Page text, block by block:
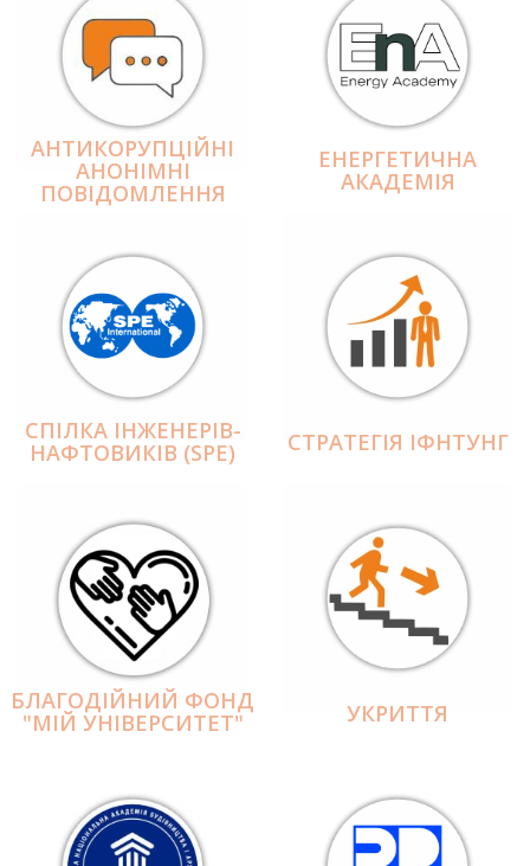
АНТИКОРУПЦІЙНІ
АНОНІМНІ
ПОВІДОМЛЕННЯ
ЕНЕРГЕТИЧНА
АКАДЕМІЯ
СПІЛКА ІНЖЕНЕРІВ-
НАФТОВИКІВ (SPE) СТРАТЕГІЯ ІФНТУНГ
БЛАГОДІЙНИЙ ФОНД
"МІЙ УНІВЕРСИТЕТ" УКРИТТЯ